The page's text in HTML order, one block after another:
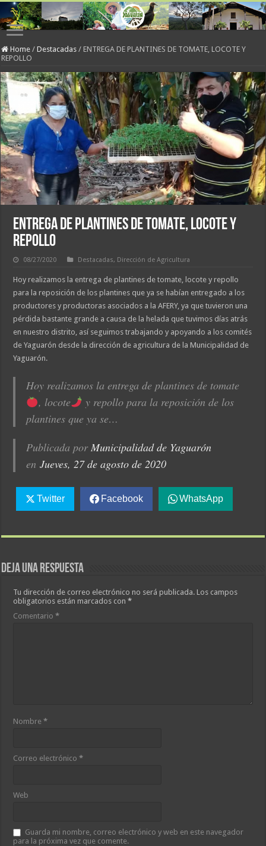
Home / Destacadas / ENTREGA DE PLANTINES DE TOMATE, LOCOTE Y
REPOLLO
ENTREGA DE PLANTINES DE TOMATE, LOCOTE Y
REPOLLO
08/27/2020 Destacadas, Dirección de Agricultura
Hoy realizamos la entrega de plantines de tomate, locote y repollo
para la reposición de los plantines que ya se habían entregado a los
productores y productoras asociados a la AFERY, ya que tuvieron una
pérdida bastante grande a causa de la helada que tuvimos días atrás
en nuestro distrito, así seguimos trabajando y apoyando a los comités
de Yaguarón desde la dirección de agricultura de la Municipalidad de
Yaguarón.
Hoy realizamos la entrega de plantines de tomate
, locote
y repollo para la reposición de los
plantines que ya se…
Publicada porMunicipalidad de Yaguarón
enJueves, 27 de agosto de 2020
Twitter Facebook WhatsApp
Deja una respuesta
Tu dirección de correo electrónico no será publicada. Los campos
obligatorios están marcados con*
Comentario*
Nombre*
Correo electrónico*
Web
Guarda mi nombre, correo electrónico y web en este navegador
para la próxima vez que comente.